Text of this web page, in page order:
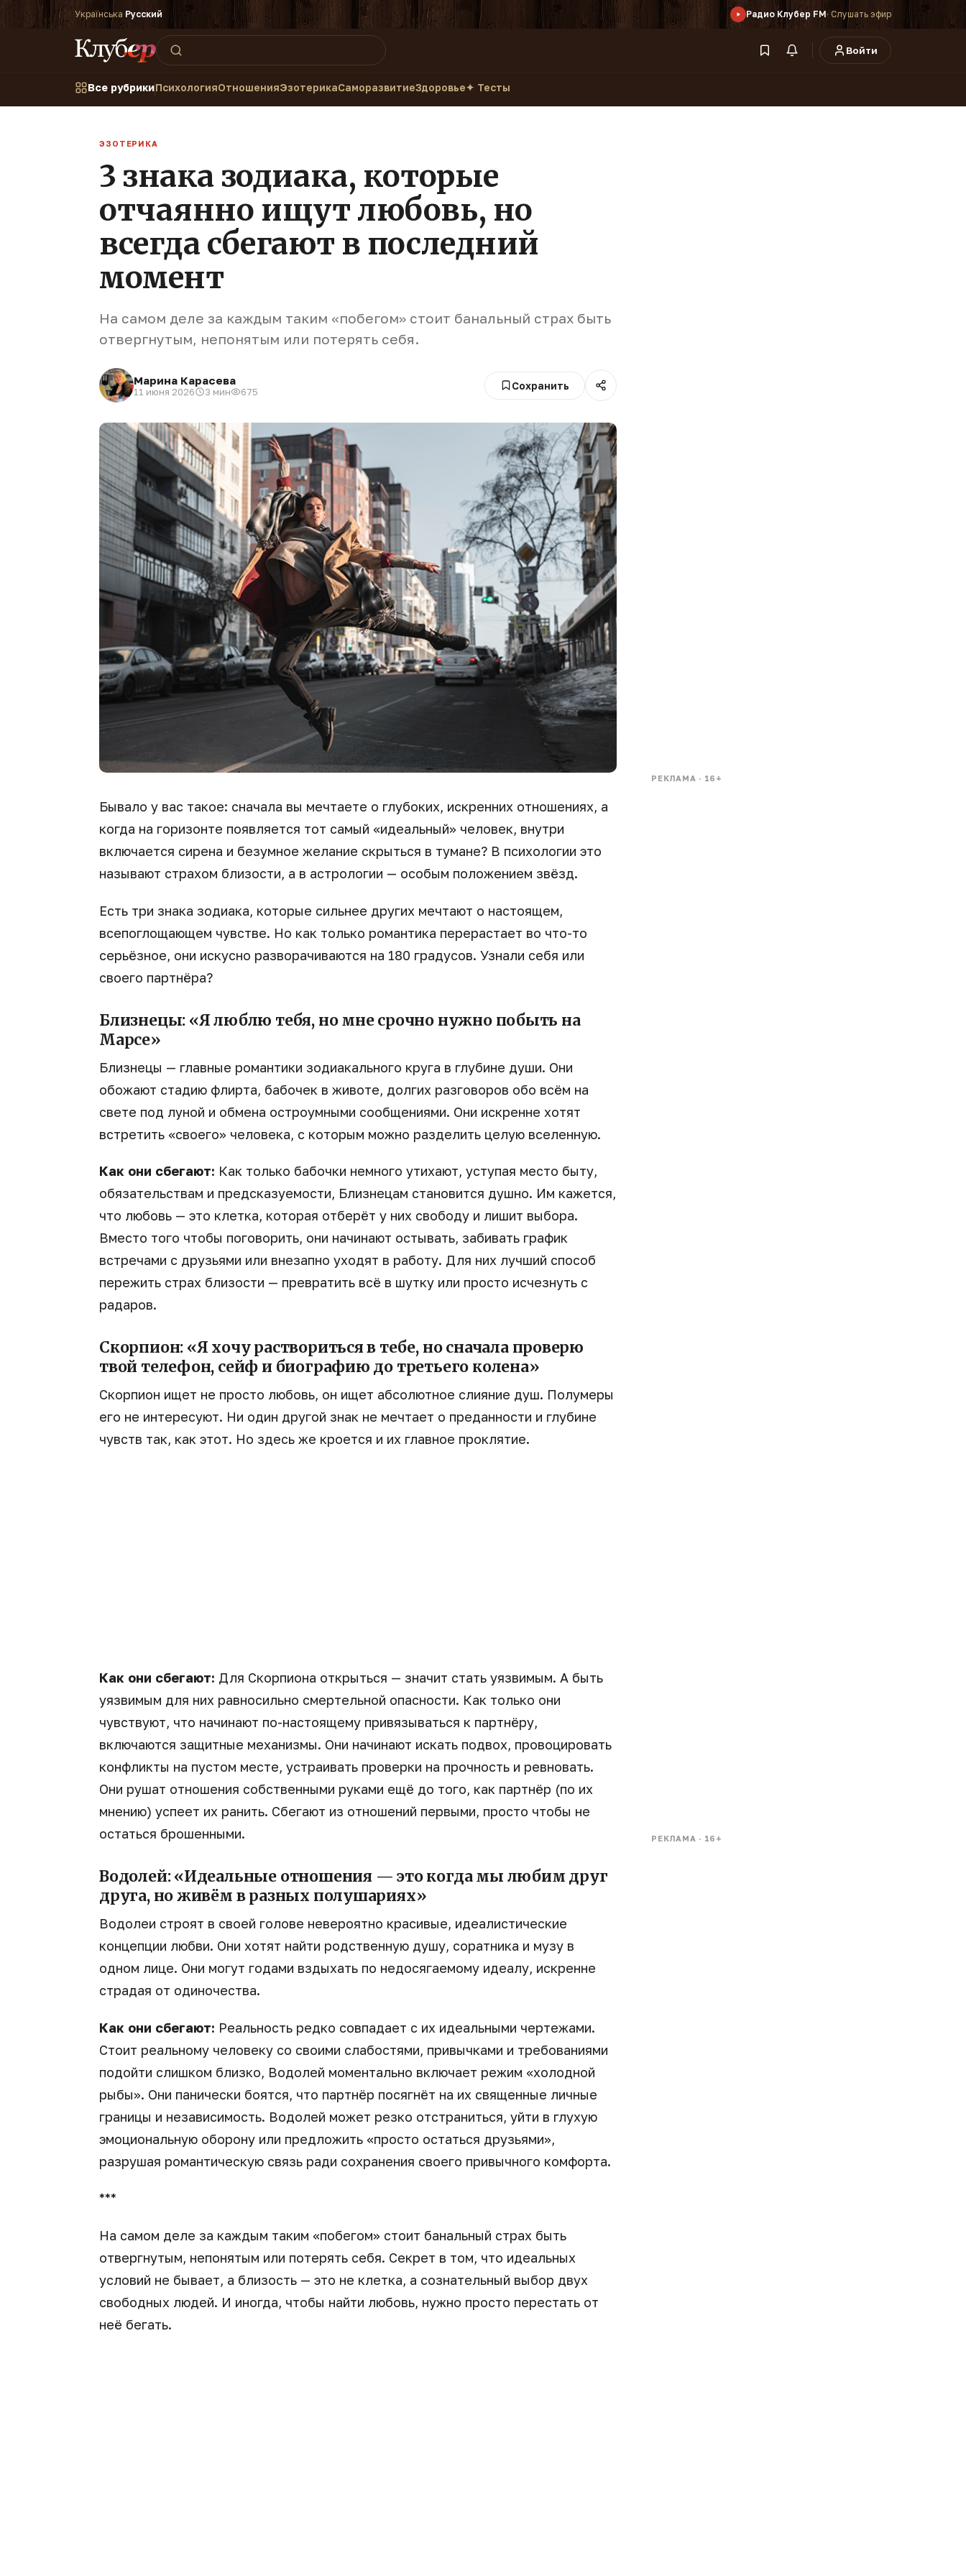
Українська·Русский Радио Клубер FM· Слушать эфир
Войти
Все рубрикиПсихологияОтношенияЭзотерикаСаморазвитиеЗдоровье✦ Тесты
ЭЗОТЕРИКА
3 знака зодиака, которые
отчаянно ищут любовь, но
всегда сбегают в последний
момент
На самом деле за каждым таким «побегом» стоит банальный страх быть
отвергнутым, непонятым или потерять себя.
Марина Карасева
11 июня 2026 3 мин 675
Сохранить
Бывало у вас такое: сначала вы мечтаете о глубоких, искренних отношениях, а
когда на горизонте появляется тот самый «идеальный» человек, внутри
включается сирена и безумное желание скрыться в тумане? В психологии это
называют страхом близости, а в астрологии — особым положением звёзд.
Есть три знака зодиака, которые сильнее других мечтают о настоящем,
всепоглощающем чувстве. Но как только романтика перерастает во что-то
серьёзное, они искусно разворачиваются на 180 градусов. Узнали себя или
своего партнёра?
Близнецы: «Я люблю тебя, но мне срочно нужно побыть на
Марсе»
Близнецы — главные романтики зодиакального круга в глубине души. Они
обожают стадию флирта, бабочек в животе, долгих разговоров обо всём на
свете под луной и обмена остроумными сообщениями. Они искренне хотят
встретить «своего» человека, с которым можно разделить целую вселенную.
Как они сбегают: Как только бабочки немного утихают, уступая место быту,
обязательствам и предсказуемости, Близнецам становится душно. Им кажется,
что любовь — это клетка, которая отберёт у них свободу и лишит выбора.
Вместо того чтобы поговорить, они начинают остывать, забивать график
встречами с друзьями или внезапно уходят в работу. Для них лучший способ
пережить страх близости — превратить всё в шутку или просто исчезнуть с
радаров.
Скорпион: «Я хочу раствориться в тебе, но сначала проверю
твой телефон, сейф и биографию до третьего колена»
Скорпион ищет не просто любовь, он ищет абсолютное слияние душ. Полумеры
его не интересуют. Ни один другой знак не мечтает о преданности и глубине
чувств так, как этот. Но здесь же кроется и их главное проклятие.
Как они сбегают: Для Скорпиона открыться — значит стать уязвимым. А быть
уязвимым для них равносильно смертельной опасности. Как только они
чувствуют, что начинают по-настоящему привязываться к партнёру,
включаются защитные механизмы. Они начинают искать подвох, провоцировать
конфликты на пустом месте, устраивать проверки на прочность и ревновать.
Они рушат отношения собственными руками ещё до того, как партнёр (по их
мнению) успеет их ранить. Сбегают из отношений первыми, просто чтобы не
остаться брошенными.
Водолей: «Идеальные отношения — это когда мы любим друг
друга, но живём в разных полушариях»
Водолеи строят в своей голове невероятно красивые, идеалистические
концепции любви. Они хотят найти родственную душу, соратника и музу в
одном лице. Они могут годами вздыхать по недосягаемому идеалу, искренне
страдая от одиночества.
Как они сбегают: Реальность редко совпадает с их идеальными чертежами.
Стоит реальному человеку со своими слабостями, привычками и требованиями
подойти слишком близко, Водолей моментально включает режим «холодной
рыбы». Они панически боятся, что партнёр посягнёт на их священные личные
границы и независимость. Водолей может резко отстраниться, уйти в глухую
эмоциональную оборону или предложить «просто остаться друзьями»,
разрушая романтическую связь ради сохранения своего привычного комфорта.
***
На самом деле за каждым таким «побегом» стоит банальный страх быть
отвергнутым, непонятым или потерять себя. Секрет в том, что идеальных
условий не бывает, а близость — это не клетка, а сознательный выбор двух
свободных людей. И иногда, чтобы найти любовь, нужно просто перестать от
неё бегать.
РЕКЛАМА · 16+
РЕКЛАМА · 16+